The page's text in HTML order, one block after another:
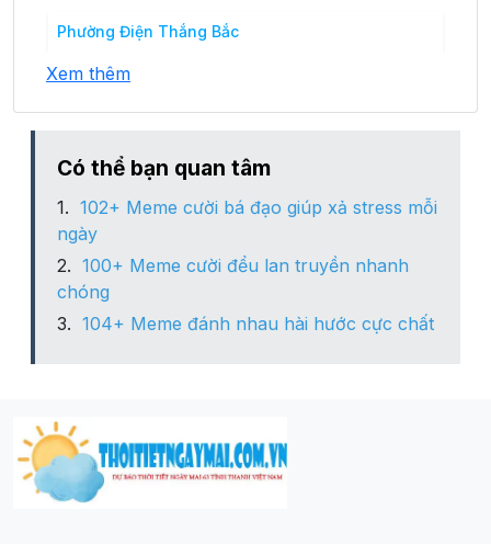
Phường Điện Thắng Bắc
Phường Vĩnh Điện
Xã Điện Hòa
Xã Điện Hồng
Xã Điện Phước
Xem thêm
Có thể bạn quan tâm
102+ Meme cười bá đạo giúp xả stress mỗi
ngày
100+ Meme cười đểu lan truyền nhanh
chóng
104+ Meme đánh nhau hài hước cực chất